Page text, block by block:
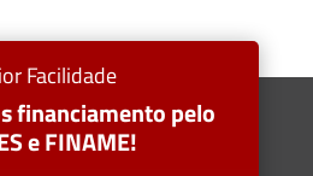
Facilidade
financiamento pelo
e FINAME!